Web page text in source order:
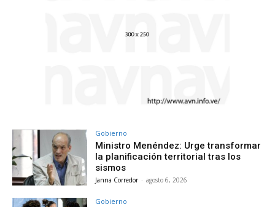
Gobierno
Ministro Menéndez: Urge transformar
la planificación territorial tras los
sismos
Janna Corredor - agosto 6, 2026
Gobierno